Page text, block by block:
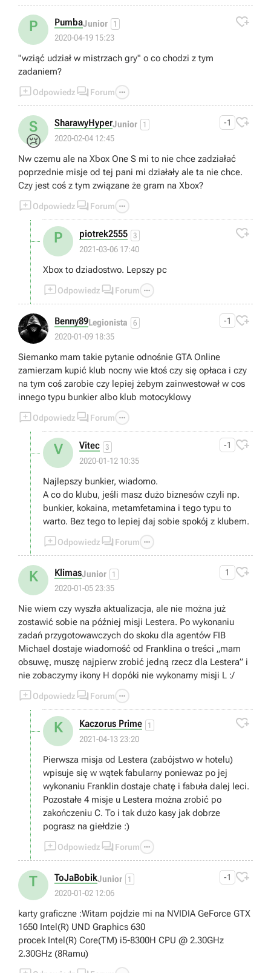
P PumbaJunior 1
2020-04-19 15:23

"wziąć udział w mistrzach gry" o co chodzi z tym
zadaniem?
Odpowiedz  Forum 
S
😢
SharawyHyperJunior 1
2020-02-04 12:45
-1 
Nw czemu ale na Xbox One S mi to nie chce zadziałać
poprzednie misje od tej pani mi działały ale ta nie chce.
Czy jest coś z tym związane że gram na Xbox?
Odpowiedz  Forum 
P piotrek2555 3
2021-03-06 17:40

Xbox to dziadostwo. Lepszy pc
Odpowiedz  Forum 
Benny89Legionista 6
2020-01-09 18:35
-1 
Siemanko mam takie pytanie odnośnie GTA Online
zamierzam kupić klub nocny wie ktoś czy się opłaca i czy
na tym coś zarobie czy lepiej żebym zainwestował w cos
innego typu bunkier albo klub motocyklowy
Odpowiedz  Forum 
V Vitec 3
2020-01-12 10:35
-1 
Najlepszy bunkier, wiadomo.
A co do klubu, jeśli masz dużo biznesów czyli np.
bunkier, kokaina, metamfetamina i tego typu to
warto. Bez tego to lepiej daj sobie spokój z klubem.
Odpowiedz  Forum 
K KlimasJunior 1
2020-01-05 23:35
1 
Nie wiem czy wyszła aktualizacja, ale nie można już
zostawić sobie na później misji Lestera. Po wykonaniu
zadań przygotowawczych do skoku dla agentów FIB
Michael dostaje wiadomość od Franklina o treści „mam
obsuwę, muszę najpierw zrobić jedną rzecz dla Lestera” i
nie zobaczymy ikony H dopóki nie wykonamy misji L :/
Odpowiedz  Forum 
K Kaczorus Prime 1
2021-04-13 23:20

Pierwsza misja od Lestera (zabójstwo w hotelu)
wpisuje się w wątek fabularny poniewaz po jej
wykonaniu Franklin dostaje chatę i fabuła dalej leci.
Pozostałe 4 misje u Lestera można zrobić po
zakończeniu C. To i tak dużo kasy jak dobrze
pograsz na giełdzie :)
Odpowiedz  Forum 
T ToJaBobikJunior 1
2020-01-02 12:06
-1 
karty graficzne :Witam pojdzie mi na NVIDIA GeForce GTX
1650 Intel(R) UND Graphics 630
procek Intel(R) Core(TM) i5-8300H CPU @ 2.30GHz
2.30GHz (8Ramu)